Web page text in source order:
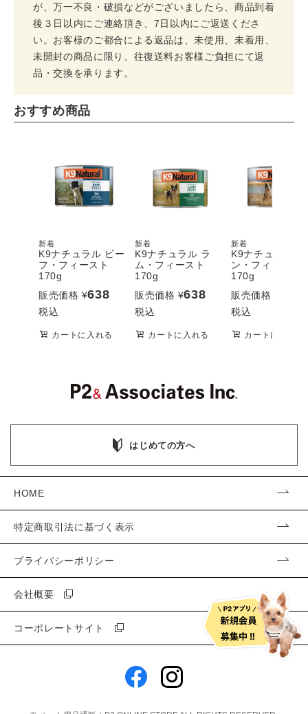
が、万一不良・破損などがございましたら、商品到着
後３日以内にご連絡頂き、7日以内にご返送くださ
い。お客様のご都合による返品は、未使用、未着用、
未開封の商品に限り、往復送料お客様ご負担にて返
品・交換を承ります。
おすすめ商品
新着
K9ナチュラル ビー
フ・フィースト
170g
販売価格 ¥638
税込
カートに入れる
新着
K9ナチュラル ラ
ム・フィースト
170g
販売価格 ¥638
税込
カートに入れる
新着
K9ナチュラル
ン・フィースト
170g
販売価格
税込
カートに入れる
はじめての方へ
HOME
特定商取引法に基づく表示
プライバシーポリシー
会社概要
コーポレートサイト